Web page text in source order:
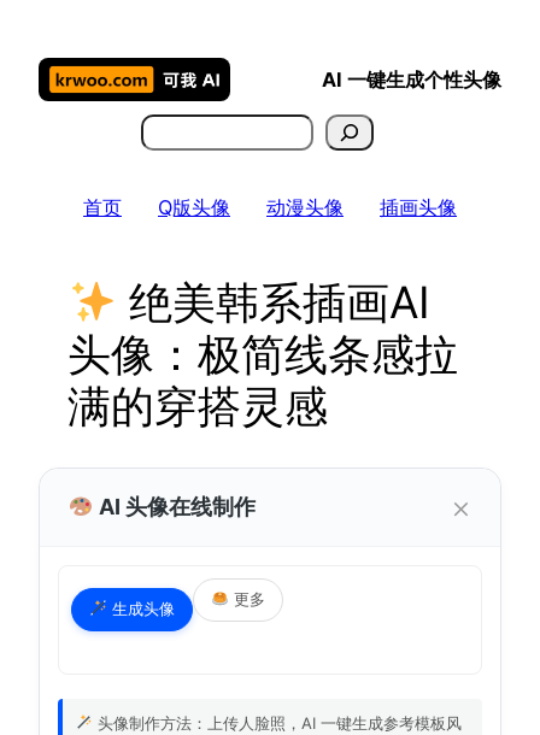
AI 一键生成个性头像
搜
索
首页 Q版头像 动漫头像 插画头像
绝美韩系插画AI
头像：极简线条感拉
满的穿搭灵感
AI 头像在线制作 ×
生成头像
更多
头像制作方法：上传人脸照，AI 一键生成参考模板风